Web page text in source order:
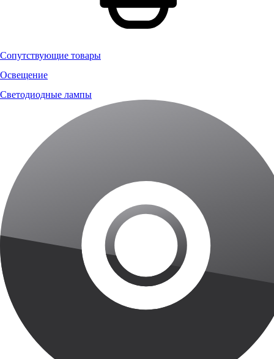
Сопутствующие товары
Освещение
Светодиодные лампы